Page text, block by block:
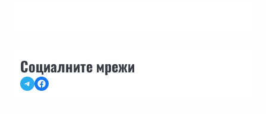
Социалните мрежи
TelegramFacebook